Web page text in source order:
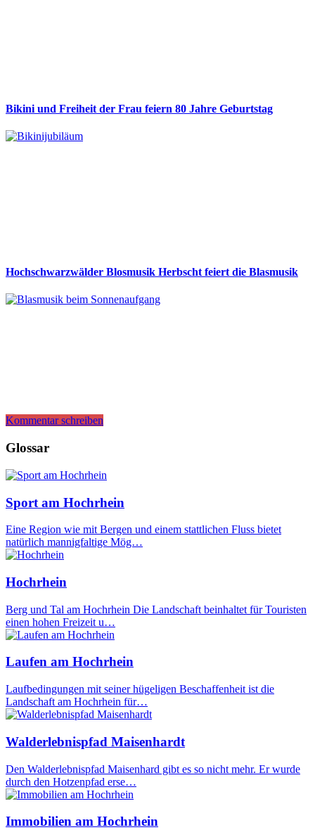
Bikini und Freiheit der Frau feiern 80 Jahre Geburtstag
Hochschwarzwälder Blosmusik Herbscht feiert die Blasmusik
Kommentar schreiben
Glossar
Sport am Hochrhein
Eine Region wie mit Bergen und einem stattlichen Fluss bietet
natürlich mannigfaltige Mög…
Hochrhein
Berg und Tal am Hochrhein Die Landschaft beinhaltet für Touristen
einen hohen Freizeit u…
Laufen am Hochrhein
Laufbedingungen mit seiner hügeligen Beschaffenheit ist die
Landschaft am Hochrhein für…
Walderlebnispfad Maisenhardt
Den Walderlebnispfad Maisenhard gibt es so nicht mehr. Er wurde
durch den Hotzenpfad erse…
Immobilien am Hochrhein